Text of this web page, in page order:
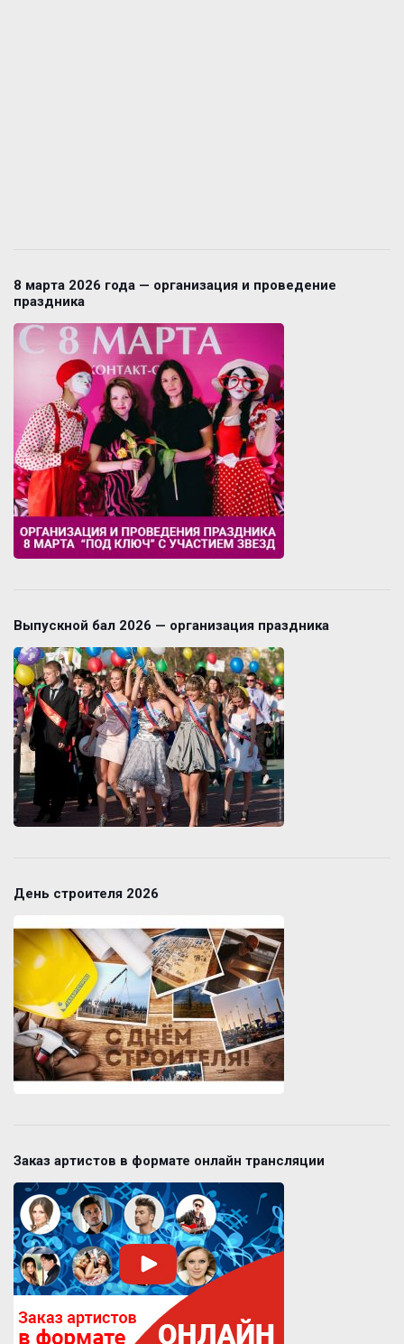
8 марта 2026 года — организация и проведение
праздника
Выпускной бал 2026 — организация праздника
День строителя 2026
Заказ артистов в формате онлайн трансляции